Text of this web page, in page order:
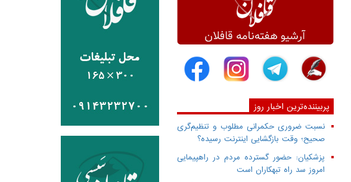
پربیننده‌ترین اخبار روز
نسبت ضروری حکمرانی مطلوب و تنظیم‌گری
صحیح؛ وقت بازگشایی اینترنت رسیده؟
پزشکیان: حضور گسترده مردم در راهپیمایی
امروز سد راه تبهکاران است